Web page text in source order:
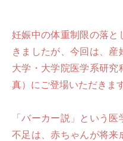
妊娠中の体重制限の落と
きましたが、今回は、
大学・大学院医学系研究
真）にご登場いただきます
「バーカー説」という
不足は、赤ちゃんが将来